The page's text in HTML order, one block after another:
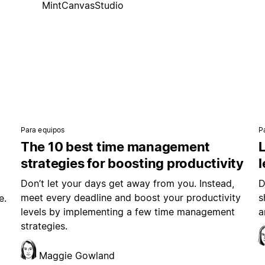
MintCanvasStudio
Para equipos
The 10 best time management
strategies for boosting productivity
Don’t let your days get away from you. Instead,
meet every deadline and boost your productivity
levels by implementing a few time management
strategies.
Maggie Gowland